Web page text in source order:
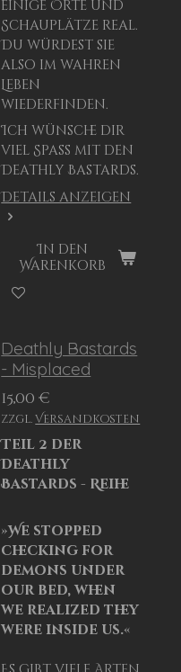
einige Orte und
Schauplätze real.
Du würdest sie
also im wahren
Leben
wiederfinden.
Ich wünsche dir
viel Spaß mit den
Deathly Bastards.
Details anzeigen
In den
Warenkorb
Deathly Bastards
- Misplaced
15,00 €
zzgl.Versandkosten
Teil 2 der
Deathly
Bastards - Reihe
»We stopped
checking for
demons under
our bed, when
we realized they
were inside us.«